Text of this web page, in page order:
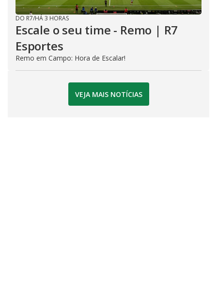
DO R7/HÁ 3 HORAS
Escale o seu time - Remo | R7
Esportes
Remo em Campo: Hora de Escalar!
VEJA MAIS NOTÍCIAS